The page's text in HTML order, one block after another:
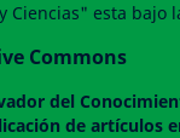
Ciencias" esta bajo
Commons
del
de artículos